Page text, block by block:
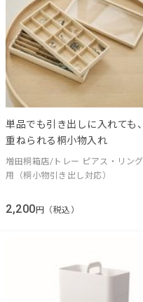
単品でも引き出しに入れても、
重ねられる桐小物入れ
増田桐箱店/トレー ピアス・リング
用（桐小物引き出し対応）
2,200円（税込）